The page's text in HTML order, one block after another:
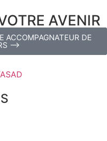
AVENIR
ACCOMPAGNATEUR DE
⟶